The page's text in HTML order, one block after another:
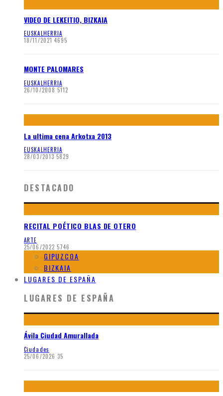
VIDEO DE LEKEITIO, BIZKAIA
EUSKALHERRIA
18/11/2021 4695
MONTE PALOMARES
EUSKALHERRIA
26/10/2008 5112
La ultima cena Arkotxa 2013
EUSKALHERRIA
28/03/2013 5829
DESTACADO
RECITAL POÉTICO BLAS DE OTERO
ARTE
25/06/2022 5746
GIPUZCOA
BIZKAIA
LUGARES DE ESPAÑA
LUGARES DE ESPAÑA
Ávila Ciudad Amurallada
Ciudades
25/06/2026 35